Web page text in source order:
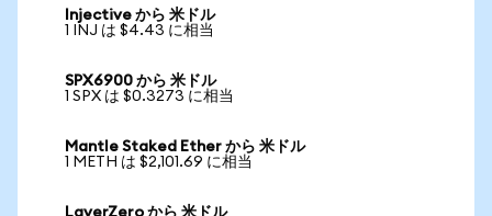
Injective から 米ドル
1 INJ は $4.43 に相当
SPX6900 から 米ドル
1 SPX は $0.3273 に相当
Mantle Staked Ether から 米ドル
1 METH は $2,101.69 に相当
LayerZero から 米ドル